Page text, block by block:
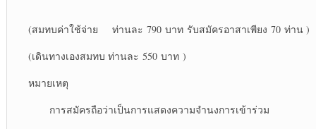
(สมทบค่าใช้จ่าย ท่านละ 790 บาท รับสมัครอาสาเพียง 70 ท่าน )
(เดินทางเองสมทบ ท่านละ 550 บาท )
หมายเหตุ
การสมัครถือว่าเป็นการแสดงความจำนงการเข้าร่วม